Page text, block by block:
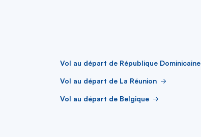
Vol au départ de République Dominicaine
Vol au départ de La Réunion
Vol au départ de Belgique